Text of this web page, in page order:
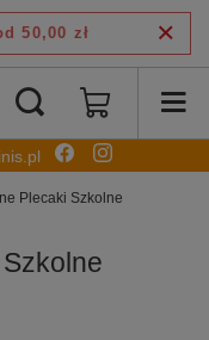
50,00 zł
Plecaki Szkolne